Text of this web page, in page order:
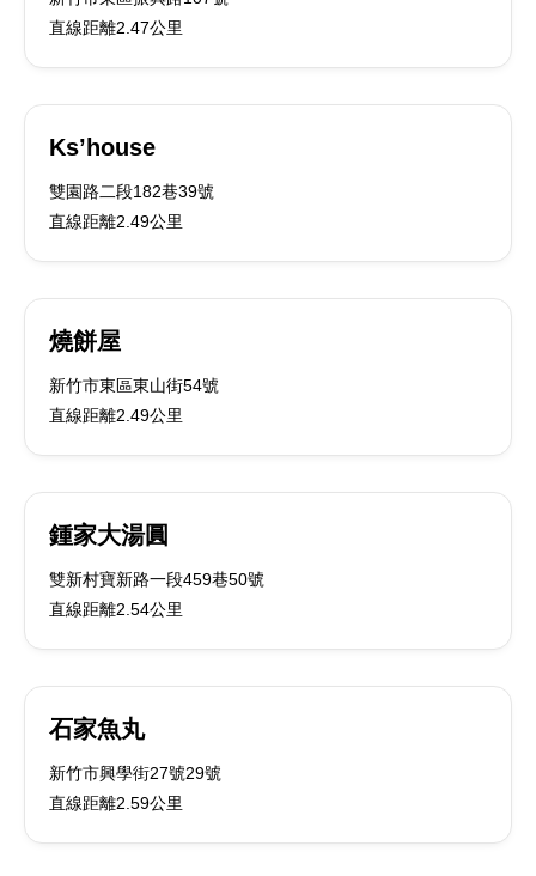
直線距離2.47公里
Ks’house
雙園路二段182巷39號
直線距離2.49公里
燒餅屋
新竹市東區東山街54號
直線距離2.49公里
鍾家大湯圓
雙新村寶新路一段459巷50號
直線距離2.54公里
石家魚丸
新竹市興學街27號29號
直線距離2.59公里